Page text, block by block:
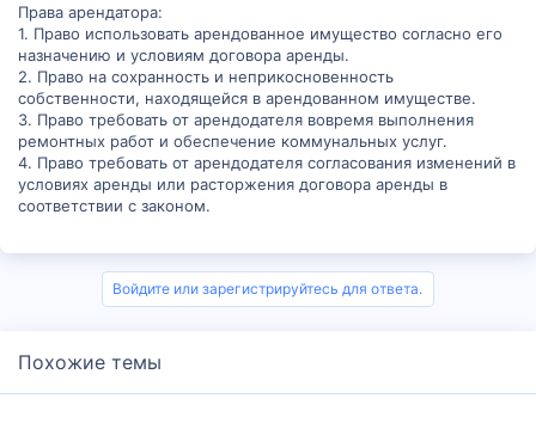
Права арендатора:
1. Право использовать арендованное имущество согласно его
назначению и условиям договора аренды.
2. Право на сохранность и неприкосновенность
собственности, находящейся в арендованном имуществе.
3. Право требовать от арендодателя вовремя выполнения
ремонтных работ и обеспечение коммунальных услуг.
4. Право требовать от арендодателя согласования изменений в
условиях аренды или расторжения договора аренды в
соответствии с законом.
Войдите или зарегистрируйтесь для ответа.
Похожие темы